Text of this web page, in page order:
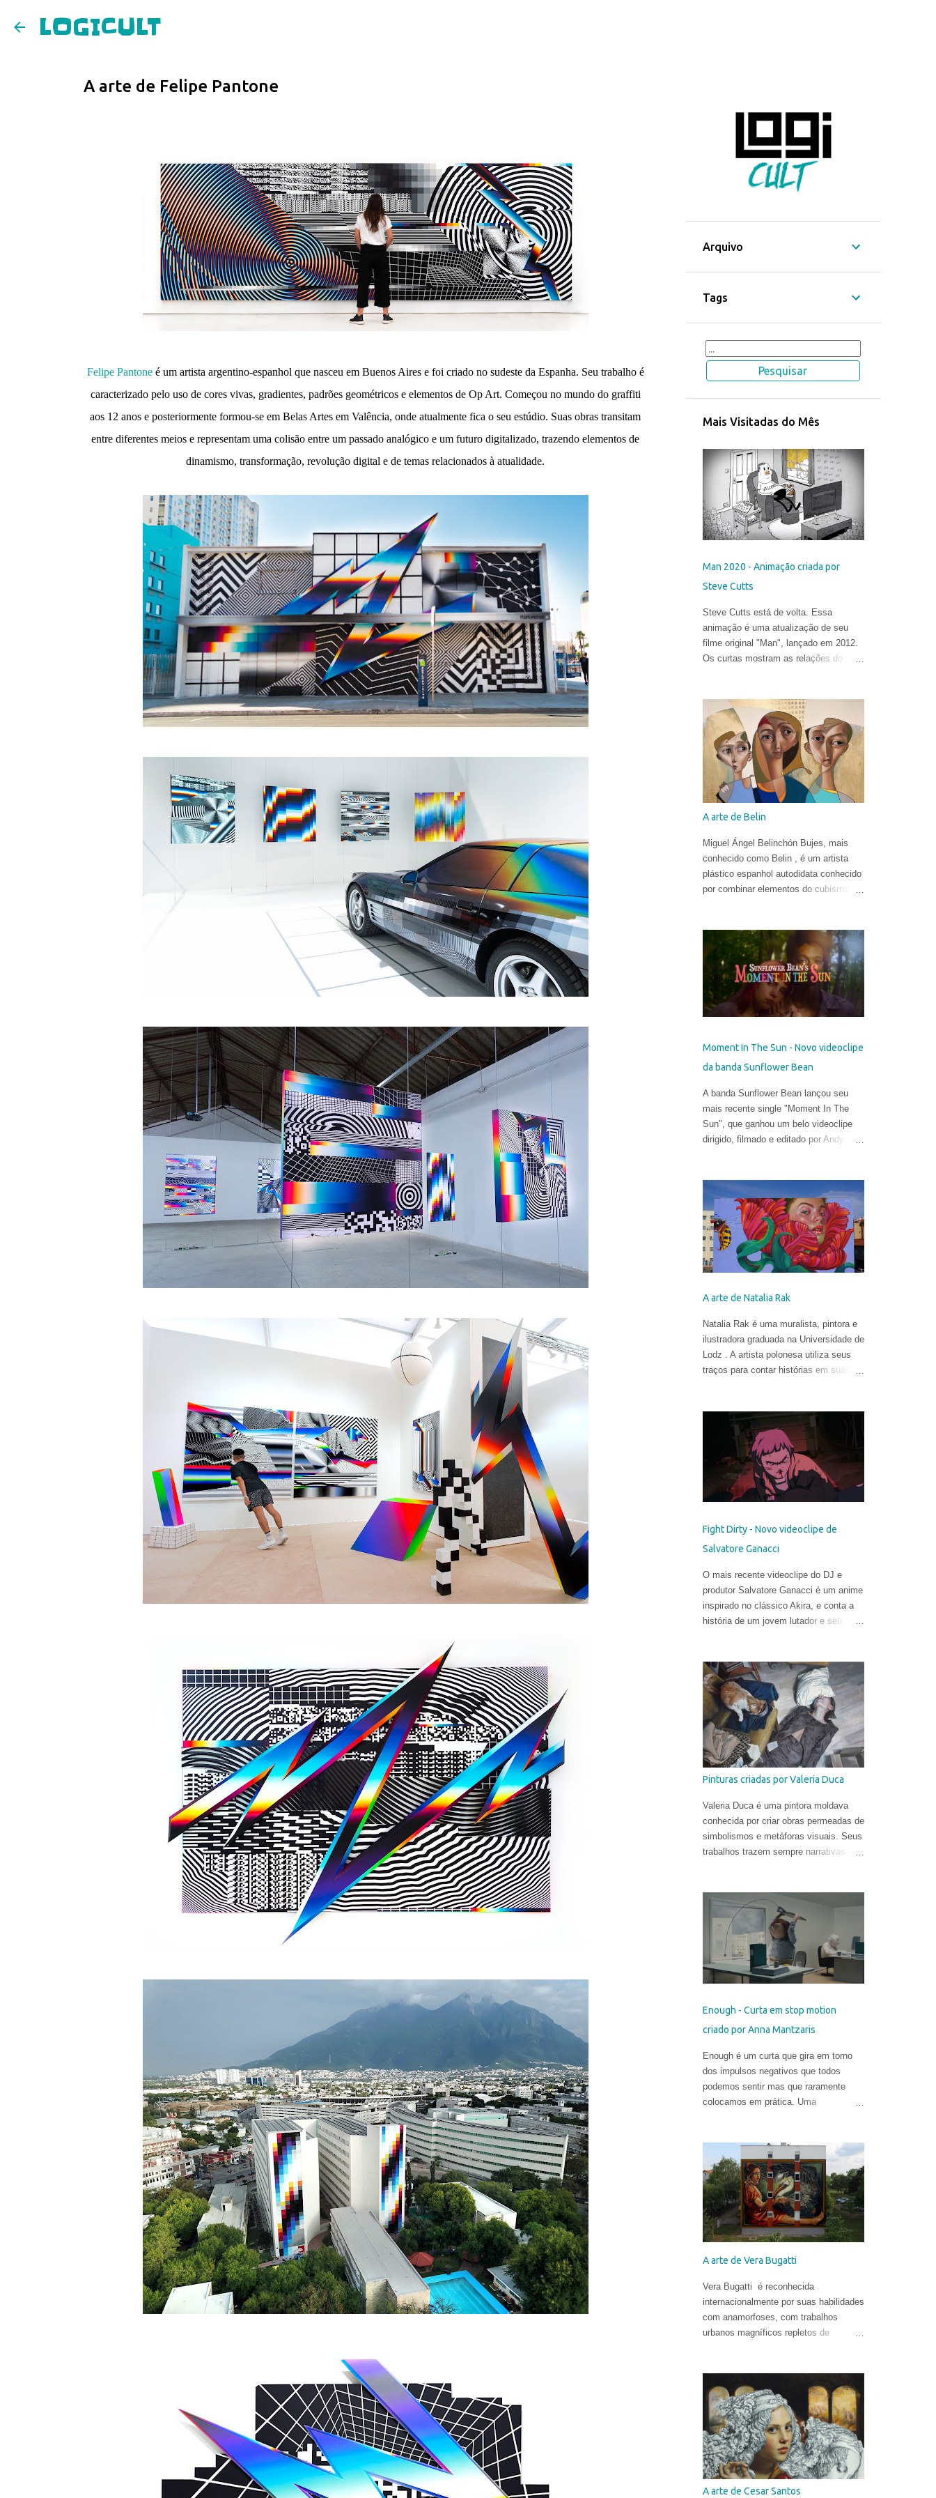
LOGICULT
A arte de Felipe Pantone
Felipe Pantoneé um artista argentino-espanhol que nasceu em Buenos Aires e foi criado no sudeste da Espanha. Seu trabalho é
caracterizado pelo uso de cores vivas, gradientes, padrões geométricos e elementos de Op Art. Começou no mundo do graffiti
aos 12 anos e posteriormente formou-se em Belas Artes em Valência, onde atualmente fica o seu estúdio. Suas obras transitam
entre diferentes meios e representam uma colisão entre um passado analógico e um futuro digitalizado, trazendo elementos de
dinamismo, transformação, revolução digital e de temas relacionados à atualidade.
Arquivo
Tags
Mais Visitadas do Mês
Man 2020 - Animação criada por
Steve Cutts
Steve Cutts está de volta. Essa
animação é uma atualização de seu
filme original "Man", lançado em 2012.
Os curtas mostram as relações do
"In the Hall of the Mountain King" de
Edvard Grieg .
A arte de Belin
Miguel Ángel Belinchón Bujes, mais
conhecido como Belin , é um artista
plástico espanhol autodidata conhecido
por combinar elementos do cubismo, da
belíssimas pinturas e sua maneira
talentosa de espalhar os códigos do
hiper-realismo entre as paisagens
urbanas. Seus murais, criados apenas
a partir de técnicas de spray, viraram
referência no mundo eclético da arte.
regras da proporção é sua maior fonte
uma arte mais subjetiva. Belin gosta de
definir esse experimento como "pós-
neo-cubismo".
Moment In The Sun - Novo videoclipe
da banda Sunflower Bean
A banda Sunflower Bean lançou seu
mais recente single "Moment In The
Sun", que ganhou um belo videoclipe
dirigido, filmado e editado por Andy
A arte de Natalia Rak
Natalia Rak é uma muralista, pintora e
ilustradora graduada na Universidade de
Lodz . A artista polonesa utiliza seus
traços para contar histórias em suas
Fight Dirty - Novo videoclipe de
Salvatore Ganacci
O mais recente videoclipe do DJ e
produtor Salvatore Ganacci é um anime
inspirado no clássico Akira, e conta a
história de um jovem lutador e seu
recente contratado da produtora
Business Club Royale, ao lado de Will
Goodfellow & Greg Sharp e produzido
pelas equipes dos estúdios Goono &
Trub Animation.
Pinturas criadas por Valeria Duca
Valeria Duca é uma pintora moldava
conhecida por criar obras permeadas de
simbolismos e metáforas visuais. Seus
trabalhos trazem sempre narrativas que
começou a sua carreira muito cedo.
Sua primeira exposição aconteceu em
sua cidade natal, Chisinau, quando ela
tinha apenas 12 anos. Aos 17, mudou-
se para o Reino Unido, onde estudou
História da Arte na Universidade de St
profissionalmente por alguns anos em
mudou-se para Washington DC. Suas
obras circulam o planeta e integram as
coleções permanentes de vários
museus do Leste Europeu.
Enough - Curta em stop motion
criado por Anna Mantzaris
Enough é um curta que gira em torno
dos impulsos negativos que todos
podemos sentir mas que raramente
colocamos em prática. Uma
animação em stop motion criada por
Anna Mantzaris e vencedora de
diversos prêmios internacionais.
A arte de Vera Bugatti
Vera Bugatti é reconhecida
internacionalmente por suas habilidades
com anamorfoses, com trabalhos
urbanos magníficos repletos de
materiais e estão espalhadas ao redor
do globo. Vera nasceu na comuna
italiana de Brescia, formou-se em
Conservação do Patrimônio Cultural em
Parma e foi bolsista de pesquisa em
Mântua com uma tese dedicada aos
tratados heterodoxos do século XVI.
A arte de Cesar Santos